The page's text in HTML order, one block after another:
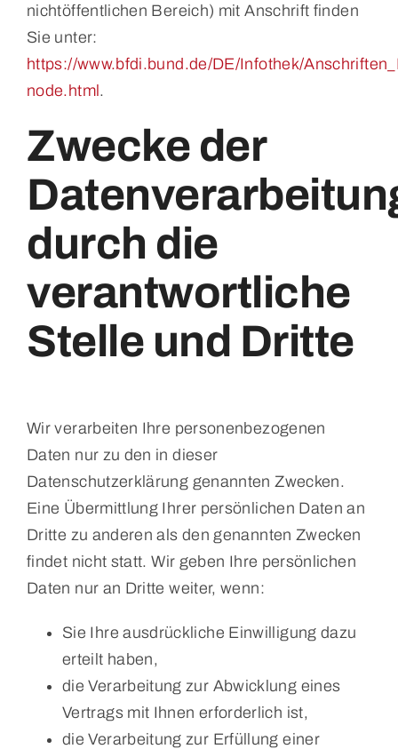
nichtöffentlichen Bereich) mit Anschrift finden
Sie unter:
https://www.bfdi.bund.de/DE/Infothek/
node.html.
Zwecke der
durch die
verantwortliche
Stelle und Dritte
Wir verarbeiten Ihre personenbezogenen
Daten nur zu den in dieser
Datenschutzerklärung genannten Zwecken.
Eine Übermittlung Ihrer persönlichen Daten an
Dritte zu anderen als den genannten Zwecken
findet nicht statt. Wir geben Ihre persönlichen
Daten nur an Dritte weiter, wenn:
Sie Ihre ausdrückliche Einwilligung dazu
erteilt haben,
die Verarbeitung zur Abwicklung eines
Vertrags mit Ihnen erforderlich ist,
die Verarbeitung zur Erfüllung einer